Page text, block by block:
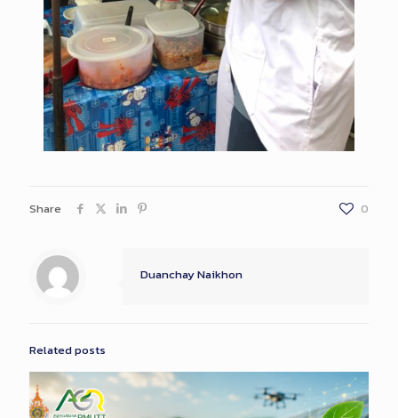
Share 0
Duanchay Naikhon
Related posts